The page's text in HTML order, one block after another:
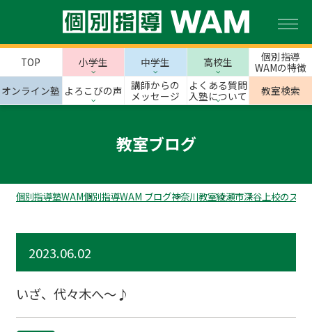
TOP 小学生 中学生 高校生
個別指導
WAMの特徴
オンライン塾 よろこびの声
講師からの
メッセージ
よくある質問
入塾について
教室検索
教室ブログ
個別指導塾WAM個別指導WAM ブログ神奈川教室綾瀬市深谷上校のスタ
2023.06.02
いざ、代々木へ～♪